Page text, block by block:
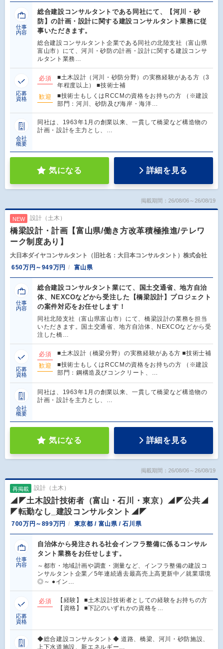
仕事
内容
総合建設コンサルタントである同社にて、【河川・砂
防】の計画・設計に関する建設コンサルタント業務に従
事いただきます。
総合建設コンサルタント企業である同社の北陸支社（富山県
富山市）にて、河川・砂防の計画・設計に関する建設コンサ
ルタント業務…
応募
資格
必須
■土木設計（河川・砂防分野）の実務経験がある方（3
年程度以上） ■技術士補
歓迎
■技術士もしくはRCCMの資格をお持ちの方 （※建設
部門：河川、砂防及び海岸・海洋…
会社
概要
同社は、1963年1月の創業以来、一貫して橋梁など構造物の
計画・設計を主力とし、…
気になる 詳細を見る
掲載期間：26/08/06～26/08/19
NEW 設計（土木）
橋梁設計・計画【富山県/働き方改革積極推進/テレワ
ーク制度あり】
大日本ダイヤコンサルタント（旧社名：大日本コンサルタント）株式会社
650万円～949万円
富山県
仕事
内容
総合建設コンサルタント業にて、国土交通省、地方自治
体、NEXCOなどから受注した【橋梁設計】プロジェクト
の案件対応をお任せします！
同社北陸支社（富山県富山市）にて、橋梁設計の業務を担当
いただきます。国土交通省、地方自治体、NEXCOなどから受
注した橋…
応募
資格
必須
■土木設計（橋梁分野）の実務経験がある方 ■技術士補
歓迎
■技術士もしくはRCCMの資格をお持ちの方 （※建設
部門：鋼構造及びコンクリート、…
会社
概要
同社は、1963年1月の創業以来、一貫して橋梁など構造物の
計画・設計を主力とし、…
気になる 詳細を見る
掲載期間：26/08/06～26/08/19
再掲載 設計（土木）
◢◤土木設計技術者（富山・石川・東京）◢◤公共◢
◤転勤なし_建設コンサルタント◢◤
700万円～899万円 東京都 / 富山県 / 石川県
仕事
内容
自治体から発注される社会インフラ整備に係るコンサル
タント業務をお任せします。
～都市・地域計画や調査・測量など、インフラ整備の建設コ
ンサルタント企業／5年連続過去最高売上高更新中／就業環境
◎～ ●イン…
応募
資格
必須
【経験】 ■土木設計技術者としての経験をお持ちの方
【資格】 ■下記のいずれかの資格を…
◆総合建設コンサルタント◆ 道路、橋梁、河川・砂防施設、
上下水道施設、新エネルギー…